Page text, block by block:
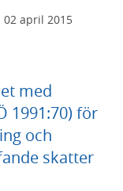
02 april 2015
med
1991:70) för
och
skatter